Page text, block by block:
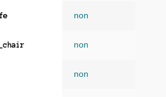
non
non
non